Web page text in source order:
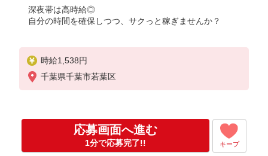
深夜帯は高時給◎
自分の時間を確保しつつ、サクっと稼ぎませんか？
時給1,538円
千葉県千葉市若葉区
応募画面へ進む
1分で応募完了!! キープ